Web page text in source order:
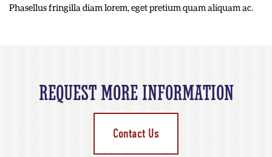
Phasellus fringilla diam lorem, eget pretium quam aliquam ac.
REQUEST MORE INFORMATION
Contact Us